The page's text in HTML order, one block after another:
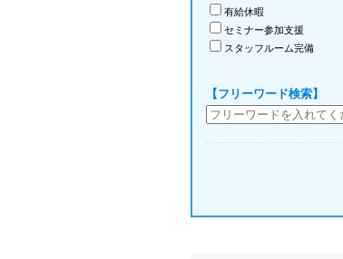
有給休暇
セミナー参加支援
スタッフルーム完備
【フリーワード検索】